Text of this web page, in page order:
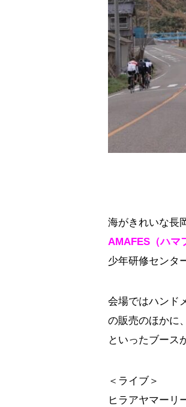
海がきれいな長
AMAFES（ハマ
少年研修センタ
会場ではハンド
の販売のほかに
といったブース
＜ライブ＞
ヒラアヤマーリ